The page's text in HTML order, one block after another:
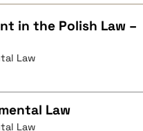
in the Polish Law –
Law
Law
Law